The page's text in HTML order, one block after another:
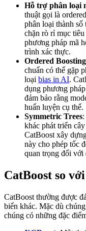
Hỗ trợ phân loại
thuật gọi là
phân loại thành
chặn rò rỉ mục
phương pháp mã
trình xác thực.
Ordered Boosting
chuẩn có thể gặp
loại bias in AI.
dụng phương
đảm bảo rằng
huấn luyện cụ thể.
Symmetric Trees
khác phát triển
CatBoost xây
này cho phép tốc
quan trọng đối với
CatBoost so
CatBoost thường được
biến khác. Mặc dù
chúng có những đặc